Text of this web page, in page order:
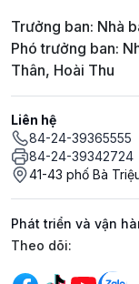
Trưởng ban: Nhà
Phó trưởng ban:
Thân, Hoài Thu
Liên hệ
84-24-39365555
84-24-39342724
41-43 phố Bà
Phát triển và vận
Mạng xã hội
Theo dõi: